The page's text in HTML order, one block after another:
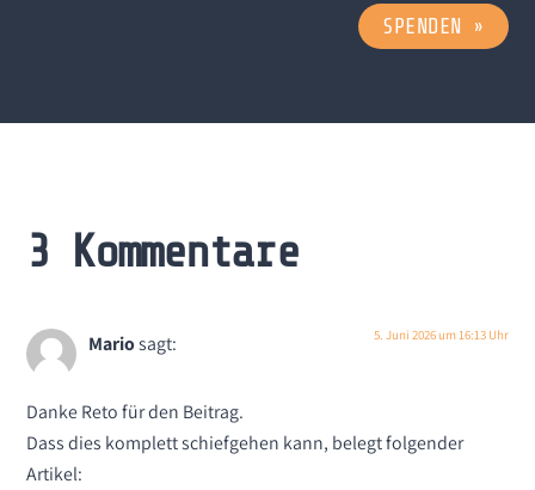
SPENDEN »
3 Kommentare
Mariosagt: 5. Juni 2026 um 16:13 Uhr
Danke Reto für den Beitrag.
Dass dies komplett schiefgehen kann, belegt folgender
Artikel: